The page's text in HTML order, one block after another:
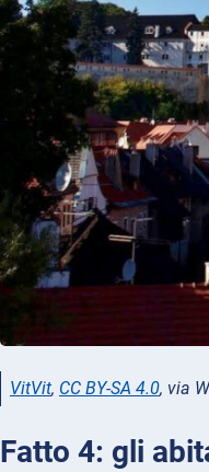
VitVit, CC BY-SA 4.0, via
Fatto 4: gli